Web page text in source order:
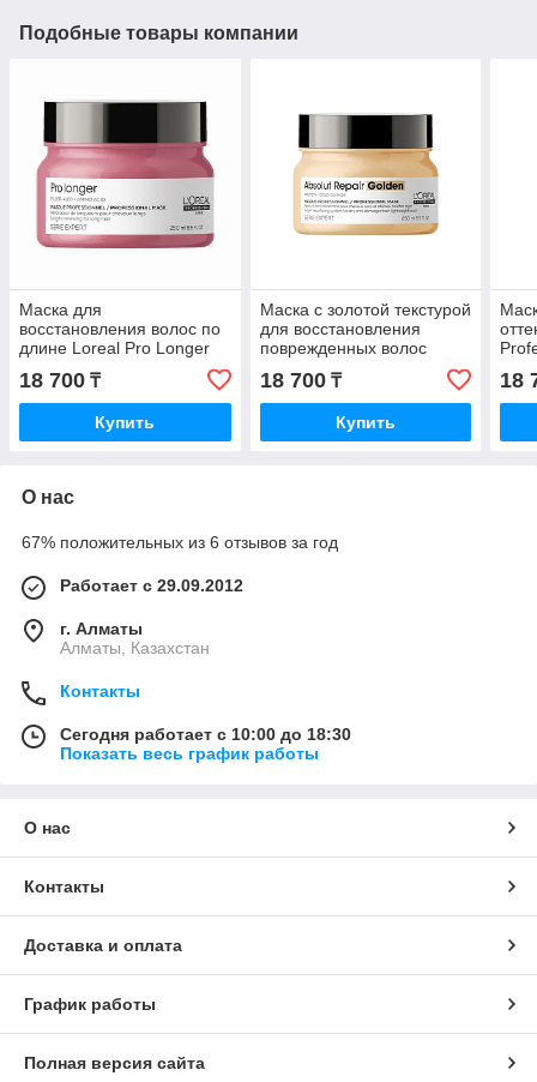
Подобные товары компании
Маска для
восстановления волос по
длине Loreal Pro Longer
Masque 250 мл.
18 700 ₸
Купить
Маска с золотой текстурой
для восстановления
поврежденных волоc
L'Oreal Absolut Repair Gold
Masque 250 мл.
18 700₸
Купить
18
О нас
67% положительных из 6 отзывов за год
Работает с 29.09.2012
г. Алматы
Алматы, Казахстан
Контакты
Сегодня работает с 10:00 до 18:30
Показать весь график работы
О нас
Контакты
Доставка и оплата
График работы
Полная версия сайта